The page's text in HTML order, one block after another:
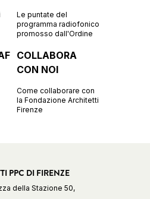
Le puntate del
programma radiofonico
promosso dall'Ordine
COLLABORA
CON NOI
Come collaborare con
la Fondazione Architetti
Firenze
PPC DI FIRENZE
della Stazione 50,